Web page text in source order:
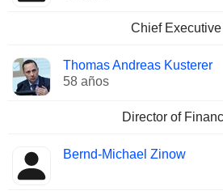
Chief
Thomas Andreas Kusterer
58 años
Director of
Bernd-Michael Zinow